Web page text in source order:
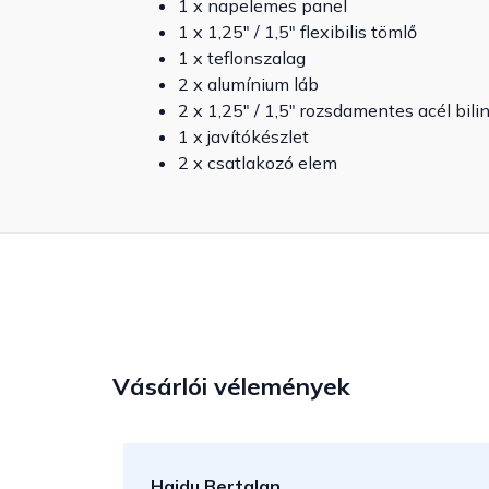
1 x napelemes panel
1 x 1,25" / 1,5" flexibilis tömlő
1 x teflonszalag
2 x alumínium láb
2 x 1,25" / 1,5" rozsdamentes acél
1 x javítókészlet
2 x csatlakozó elem
Vásárlói vélemények